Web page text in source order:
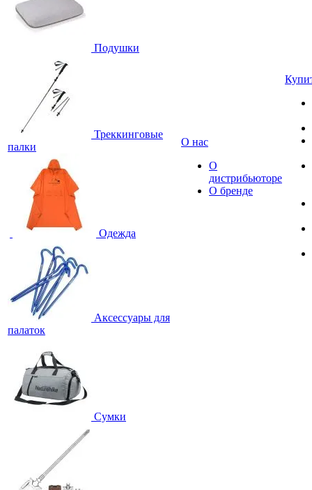
Подушки
Треккинговые
палки
Одежда
Аксессуары для
палаток
Сумки
О нас
О
дистрибьюторе
О бренде